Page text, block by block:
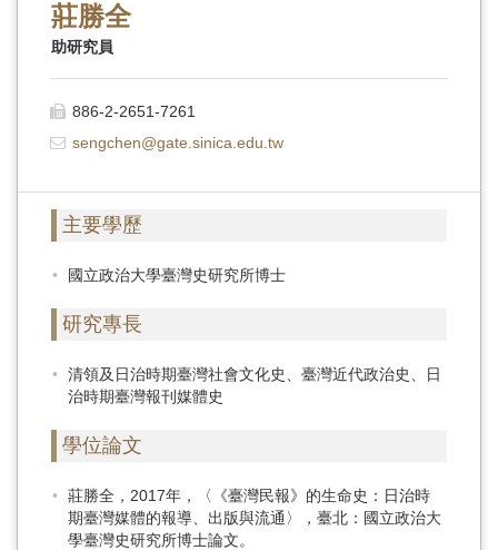
莊勝全
助研究員
886-2-2651-7261
sengchen@gate.sinica.edu.tw
主要學歷
國立政治大學臺灣史研究所博士
研究專長
清領及日治時期臺灣社會文化史、臺灣近代政治史、日
治時期臺灣報刊媒體史
學位論文
莊勝全，2017年，〈《臺灣民報》的生命史：日治時
期臺灣媒體的報導、出版與流通〉，臺北：國立政治大
學臺灣史研究所博士論文。